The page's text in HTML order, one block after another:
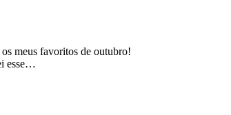
meus favoritos de outubro!
esse…